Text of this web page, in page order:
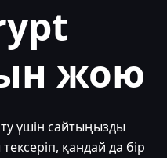
жою
үшін сайтыңызды
қандай да бір